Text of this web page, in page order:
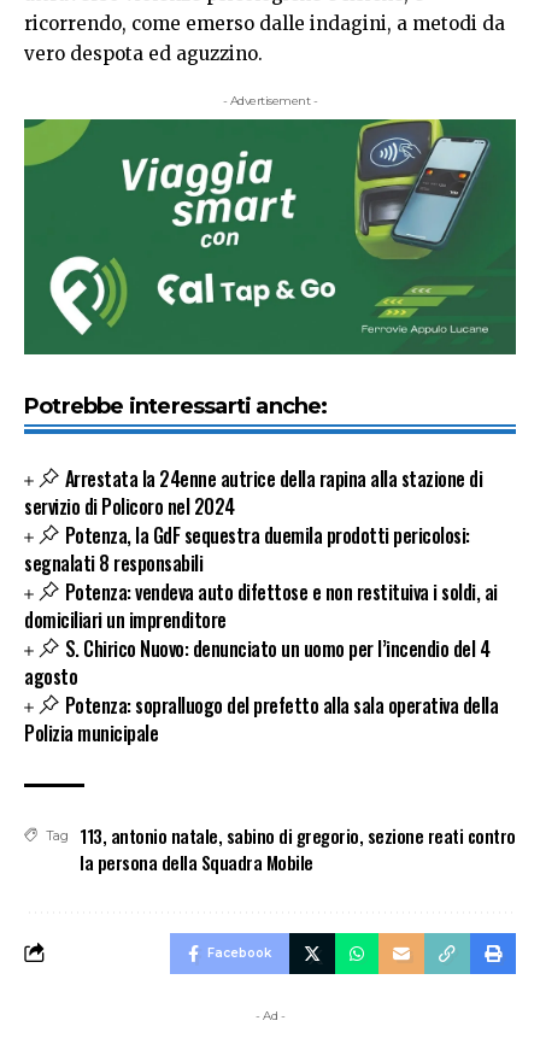
ricorrendo, come emerso dalle indagini, a metodi da
vero despota ed aguzzino.
- Advertisement -
Potrebbe interessarti anche:
Arrestata la 24enne autrice della rapina alla stazione di
servizio di Policoro nel 2024
Potenza, la GdF sequestra duemila prodotti pericolosi:
segnalati 8 responsabili
Potenza: vendeva auto difettose e non restituiva i soldi, ai
domiciliari un imprenditore
S. Chirico Nuovo: denunciato un uomo per l’incendio del 4
agosto
Potenza: sopralluogo del prefetto alla sala operativa della
Polizia municipale
Tag 113, antonio natale, sabino di gregorio, sezione reati contro
la persona della Squadra Mobile
Facebook
- Ad -